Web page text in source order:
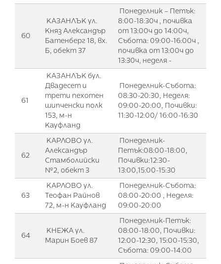
60
КАЗАНЛЪК ул.
Княз Александър
Батенберг 18, вх.
Б, обект 37
Понеделник – Петък:
8:00-18:30ч , почивка
от 13:00ч до 14:00ч,
Събота: 09:00-16:00ч ,
почивка от 13:00ч до
13:30ч, неделя -
61
КАЗАНЛЪК бул.
Двадесет и
трети пехотен
шипченски полк
153, м-н
Кауфланд
Понеделник-Събота:
08:30-20:30, Неделя:
09:00-20:00, Почивки:
11:30-12:00/ 16:00-16:30
62
КАРЛОВО ул.
Александър
Стамболийски
№2, обект 3
Понеделник-
Петък:08:00-18:00,
Почивки:12:30-
13:00,15:00-15:30
63
КАРЛОВО ул.
Теофан Райнов
72, м-н Кауфланд
Понеделник-Събота:
08:00-20:00 , Неделя:
09:00-20:00
64
КНЕЖА ул.
Марин Боев 87
Понеделник-Петък:
08:00-18:00, Почивки:
12:00-12:30, 15:00-15:30,
Събота: 09:00-14:00